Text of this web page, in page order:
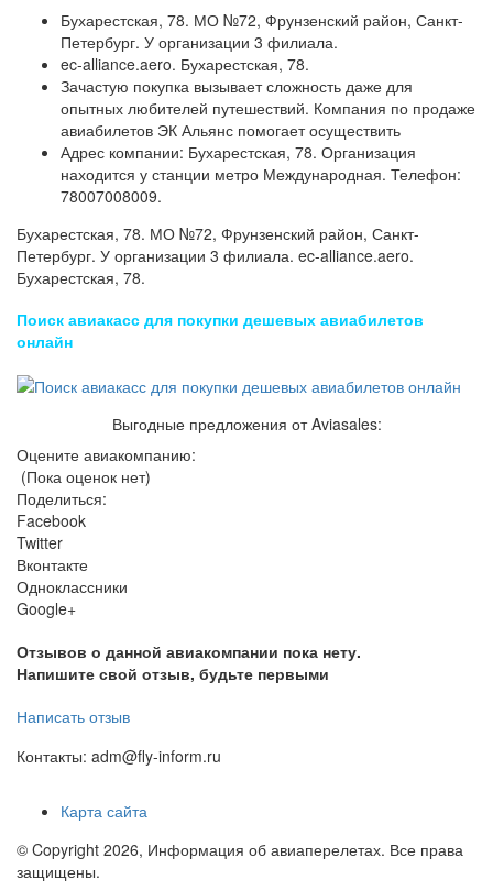
Бухарестская, 78. МО №72, Фрунзенский район, Санкт-
Петербург. У организации 3 филиала.
ec-alliance.aero. Бухарестская, 78.
Зачастую покупка вызывает сложность даже для
опытных любителей путешествий. Компания по продаже
авиабилетов ЭК Альянс помогает осуществить
Адрес компании: Бухарестская, 78. Организация
находится у станции метро Международная. Телефон:
78007008009.
Бухарестская, 78. МО №72, Фрунзенский район, Санкт-
Петербург. У организации 3 филиала. ec-alliance.aero.
Бухарестская, 78.
Поиск авиакасс для покупки дешевых авиабилетов
онлайн
Выгодные предложения от Aviasales:
Оцените авиакомпанию:
(Пока оценок нет)
Поделиться:
Facebook
Twitter
Вконтакте
Одноклассники
Google+
Отзывов о данной авиакомпании пока нету.
Напишите свой отзыв, будьте первыми
Написать отзыв
Контакты: adm@fly-inform.ru
Карта сайта
© Copyright 2026, Информация об авиаперелетах. Все права
защищены.